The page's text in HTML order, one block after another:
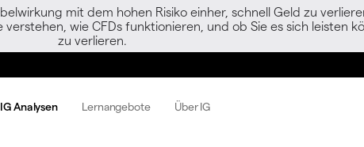
mit dem hohen Risiko einher, schnell Geld zu
verstehen, wie CFDs funktionieren, und ob Sie es sich leisten
zu verlieren.
IG Analysen Lernangebote Über IG